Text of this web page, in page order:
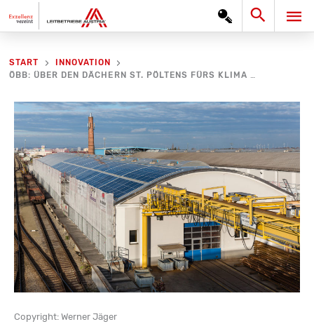
Inhalt
Search
START
INNOVATION
ÖBB: ÜBER DEN DÄCHERN ST. PÖLTENS FÜRS KLIMA UNTERWEGS
Copyright: Werner Jäger